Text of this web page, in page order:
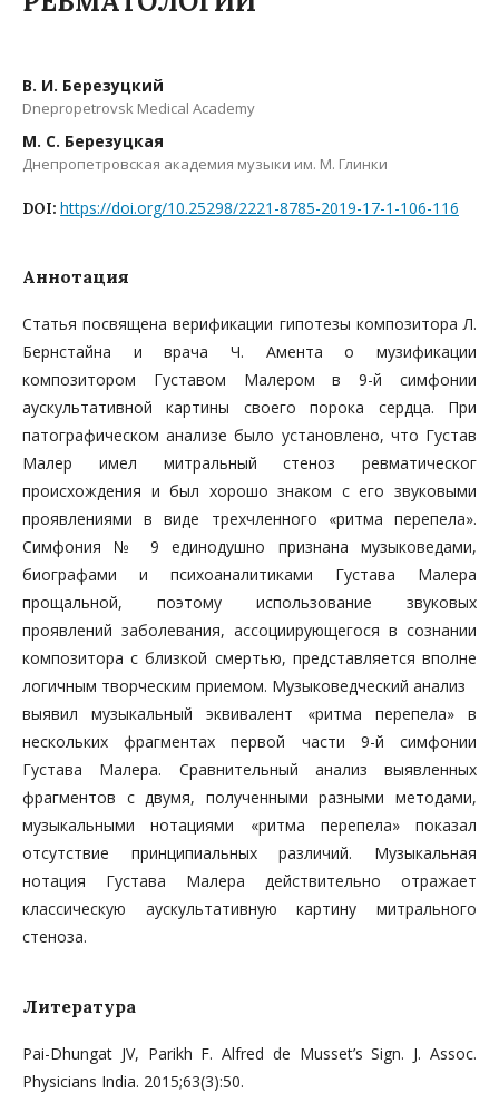
В. И. Березуцкий
Dnepropetrovsk Medical Academy
М. С. Березуцкая
Днепропетровская академия музыки им. М. Глинки
DOI: https://doi.org/10.25298/2221-8785-2019-17-1-106-116
Аннотация
Статья посвящена верификации гипотезы композитора Л.
Бернстайна и врача Ч. Амента о музификации
композитором Густавом Малером в 9-й симфонии
аускультативной картины своего порока сердца. При
патографическом анализе было установлено, что Густав
Малер имел митральный стеноз ревматическог
происхождения и был хорошо знаком с его звуковыми
проявлениями в виде трехчленного «ритма перепела».
Симфония № 9 единодушно признана музыковедами,
биографами и психоаналитиками Густава Малера
прощальной, поэтому использование звуковых
проявлений заболевания, ассоциирующегося в сознании
композитора с близкой смертью, представляется вполне
логичным творческим приемом. Музыковедческий анализ
выявил музыкальный эквивалент «ритма перепела» в
нескольких фрагментах первой части 9-й симфонии
Густава Малера. Сравнительный анализ выявленных
фрагментов с двумя, полученными разными методами,
музыкальными нотациями «ритма перепела» показал
отсутствие принципиальных различий. Музыкальная
нотация Густава Малера действительно отражает
классическую аускультативную картину митрального
стеноза.
Литература
Pai-Dhungat JV, Parikh F. Alfred de Musset’s Sign. J. Assoc.
Physicians India. 2015;63(3):50.